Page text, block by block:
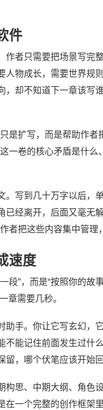
件
者只需要把场景写完
物成长，需要世界规
却不知道下一章该写
是扩写，而是帮助作者
一卷的核心矛盾是什
写到几十万字以后，
经离开，后面又毫无
者把这些内容集中管理
速度
段”，而是“按照你的故
章需要几秒。
手。你让它写玄幻，
能记住前面发生过什
，哪个伏笔应该开始回
思、中期大纲、角色
一个完整的创作框架里